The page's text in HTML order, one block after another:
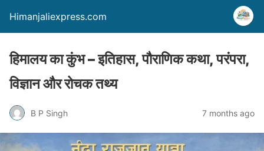
Himanjaliexpress.com
हिमालय का कुंभ – इतिहास, पौराणिक कथा, परंपरा,
विज्ञान और रोचक तथ्य
B P Singh 7 months ago